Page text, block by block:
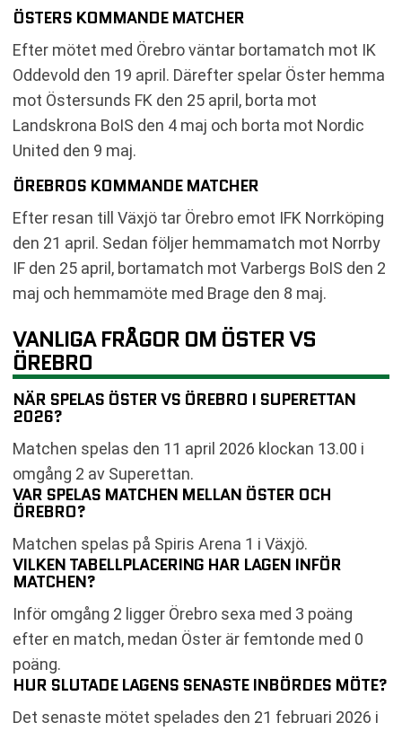
ÖSTERS KOMMANDE MATCHER
Efter mötet med Örebro väntar bortamatch mot IK
Oddevold den 19 april. Därefter spelar Öster hemma
mot Östersunds FK den 25 april, borta mot
Landskrona BoIS den 4 maj och borta mot Nordic
United den 9 maj.
ÖREBROS KOMMANDE MATCHER
Efter resan till Växjö tar Örebro emot IFK Norrköping
den 21 april. Sedan följer hemmamatch mot Norrby
IF den 25 april, bortamatch mot Varbergs BoIS den 2
maj och hemmamöte med Brage den 8 maj.
VANLIGA FRÅGOR OM ÖSTER VS
ÖREBRO
NÄR SPELAS ÖSTER VS ÖREBRO I SUPERETTAN
2026?
Matchen spelas den 11 april 2026 klockan 13.00 i
omgång 2 av Superettan.
VAR SPELAS MATCHEN MELLAN ÖSTER OCH
ÖREBRO?
Matchen spelas på Spiris Arena 1 i Växjö.
VILKEN TABELLPLACERING HAR LAGEN INFÖR
MATCHEN?
Inför omgång 2 ligger Örebro sexa med 3 poäng
efter en match, medan Öster är femtonde med 0
poäng.
HUR SLUTADE LAGENS SENASTE INBÖRDES MÖTE?
Det senaste mötet spelades den 21 februari 2026 i